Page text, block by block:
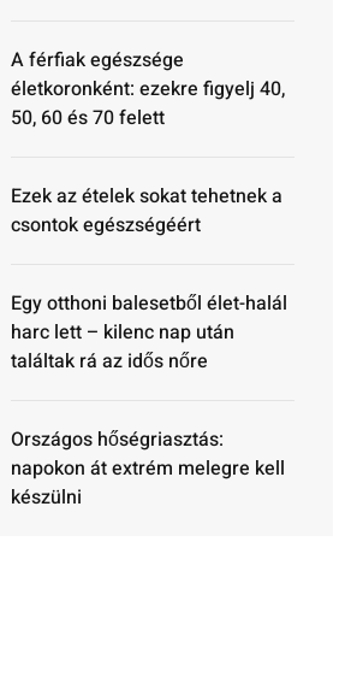
A férfiak egészsége
életkoronként: ezekre figyelj 40,
50, 60 és 70 felett
Ezek az ételek sokat tehetnek a
csontok egészségéért
Egy otthoni balesetből élet-halál
harc lett – kilenc nap után
találtak rá az idős nőre
Országos hőségriasztás:
napokon át extrém melegre kell
készülni